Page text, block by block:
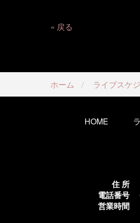
戻る
ホーム ライブスケ
HOME
住 所
電話番号
営業時間